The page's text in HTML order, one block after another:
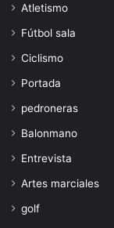
Atletismo
Fútbol sala
Ciclismo
Portada
pedroneras
Balonmano
Entrevista
Artes marciales
golf